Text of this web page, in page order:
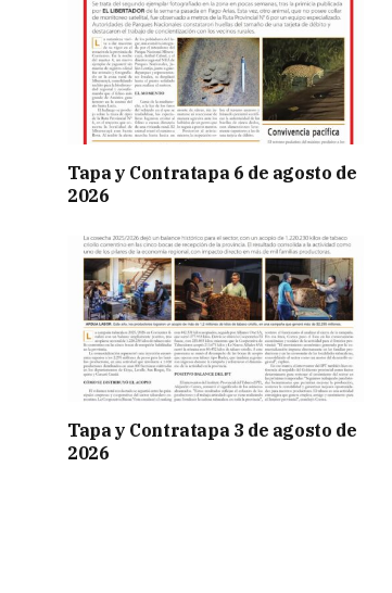
Tapa y Contratapa 6 de agosto de
2026
Tapa y Contratapa 3 de agosto de
2026